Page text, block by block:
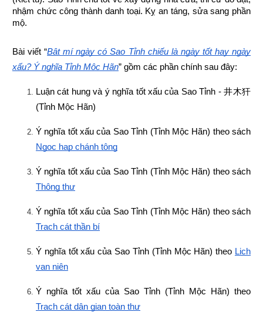
nhậm chức công thành danh toại. Kỵ an táng, sửa sang phần
mộ.
Bài viết “Bật mí ngày có Sao Tỉnh chiếu là ngày tốt hay ngày
xấu? Ý nghĩa Tỉnh Mộc Hãn” gồm các phần chính sau đây:
Luận cát hung và ý nghĩa tốt xấu của Sao Tỉnh - 井木犴
(Tỉnh Mộc Hãn)
Ý nghĩa tốt xấu của Sao Tỉnh (Tỉnh Mộc Hãn) theo sách
Ngọc hạp chánh tông
Ý nghĩa tốt xấu của Sao Tỉnh (Tỉnh Mộc Hãn) theo sách
Thông thư
Ý nghĩa tốt xấu của Sao Tỉnh (Tỉnh Mộc Hãn) theo sách
Trạch cát thần bí
Ý nghĩa tốt xấu của Sao Tỉnh (Tỉnh Mộc Hãn) theo Lịch
vạn niên
Ý nghĩa tốt xấu của Sao Tỉnh (Tỉnh Mộc Hãn) theo
Trạch cát dân gian toàn thư